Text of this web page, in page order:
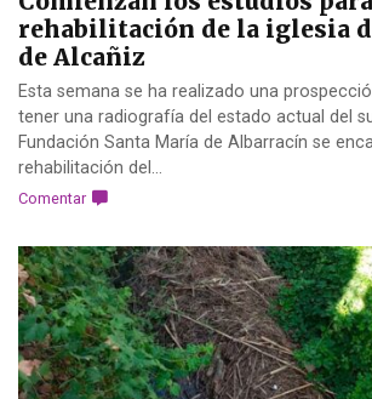
rehabilitación de la iglesia
de Alcañiz
Esta semana se ha realizado una
tener una radiografía del estado actual del
Fundación Santa María de Albarracín se
rehabilitación del...
Comentar